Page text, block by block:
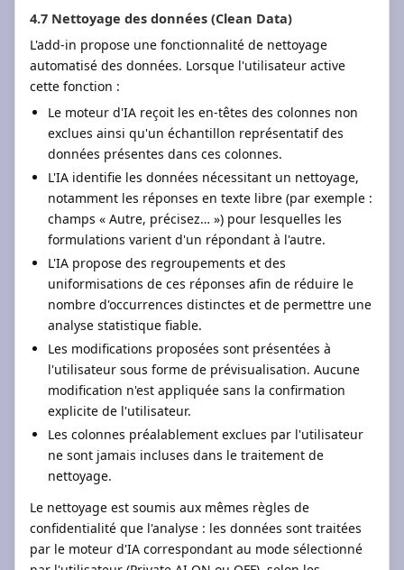
4.7 Nettoyage des données (Clean Data)
L'add-in propose une fonctionnalité de nettoyage
automatisé des données. Lorsque l'utilisateur active
cette fonction :
Le moteur d'IA reçoit les en-têtes des colonnes non
exclues ainsi qu'un échantillon représentatif des
données présentes dans ces colonnes.
L'IA identifie les données nécessitant un nettoyage,
notamment les réponses en texte libre (par exemple :
champs « Autre, précisez… ») pour lesquelles les
formulations varient d'un répondant à l'autre.
L'IA propose des regroupements et des
uniformisations de ces réponses afin de réduire le
nombre d'occurrences distinctes et de permettre une
analyse statistique fiable.
Les modifications proposées sont présentées à
l'utilisateur sous forme de prévisualisation. Aucune
modification n'est appliquée sans la confirmation
explicite de l'utilisateur.
Les colonnes préalablement exclues par l'utilisateur
ne sont jamais incluses dans le traitement de
nettoyage.
Le nettoyage est soumis aux mêmes règles de
confidentialité que l'analyse : les données sont traitées
par le moteur d'IA correspondant au mode sélectionné